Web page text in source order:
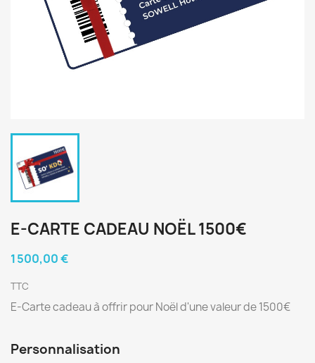
E-CARTE CADEAU NOËL 1500€
1 500,00 €
TTC
E-Carte cadeau à offrir pour Noël d'une valeur de 1500€
Personnalisation